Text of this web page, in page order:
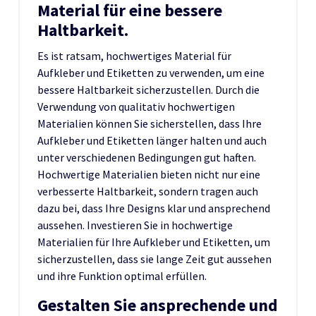
Material für eine bessere
Haltbarkeit.
Es ist ratsam, hochwertiges Material für
Aufkleber und Etiketten zu verwenden, um eine
bessere Haltbarkeit sicherzustellen. Durch die
Verwendung von qualitativ hochwertigen
Materialien können Sie sicherstellen, dass Ihre
Aufkleber und Etiketten länger halten und auch
unter verschiedenen Bedingungen gut haften.
Hochwertige Materialien bieten nicht nur eine
verbesserte Haltbarkeit, sondern tragen auch
dazu bei, dass Ihre Designs klar und ansprechend
aussehen. Investieren Sie in hochwertige
Materialien für Ihre Aufkleber und Etiketten, um
sicherzustellen, dass sie lange Zeit gut aussehen
und ihre Funktion optimal erfüllen.
Gestalten Sie ansprechende und